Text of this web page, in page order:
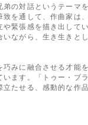
の対話というテーマ
を通して、作曲家は
緊張感を描き出して
ながら、生き生きと
みに融合させる才能を
ます。「トゥー・ブラ
たせる、感動的な作